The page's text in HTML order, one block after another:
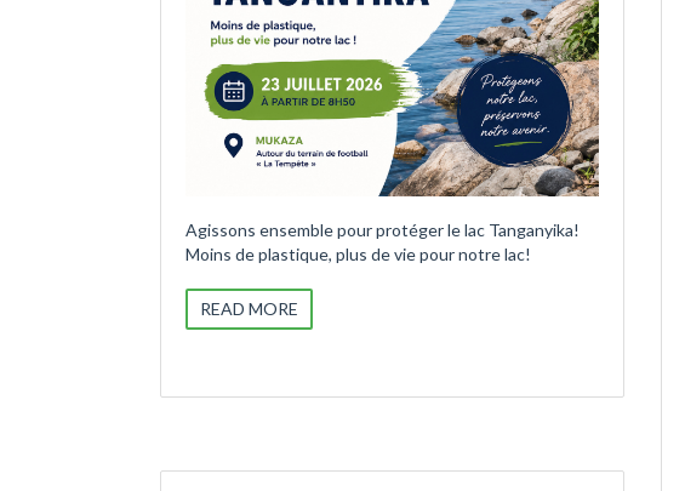
Agissons ensemble pour protéger le lac Tanganyika!
Moins de plastique, plus de vie pour notre lac!
READ MORE